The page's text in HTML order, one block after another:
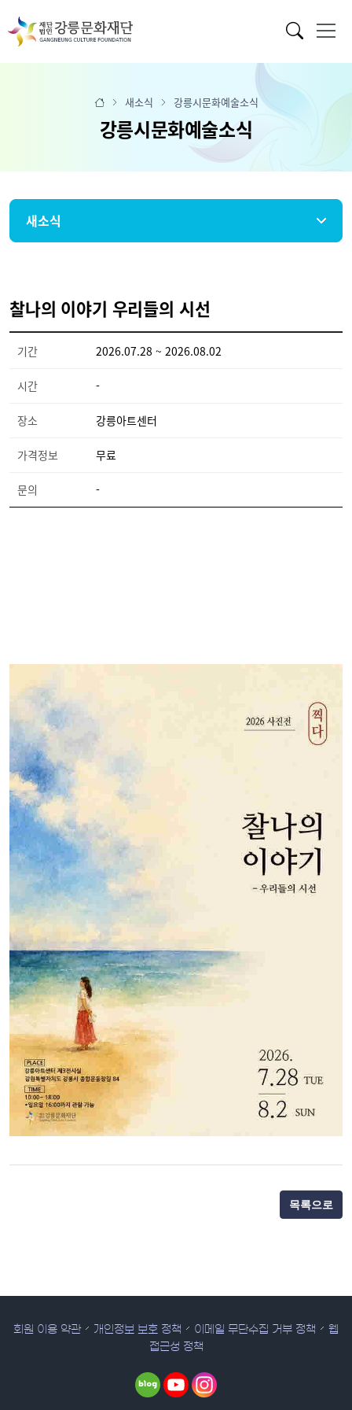
새소식 강릉시문화예술소식
강릉시문화예술소식
새소식
찰나의 이야기 우리들의 시선
기간 2026.07.28 ~ 2026.08.02
시간 -
장소 강릉아트센터
가격정보 무료
문의 -
목록으로
회원 이용 약관 개인정보 보호 정책 이메일 무단수집 거부 정책
웹
접근성 정책